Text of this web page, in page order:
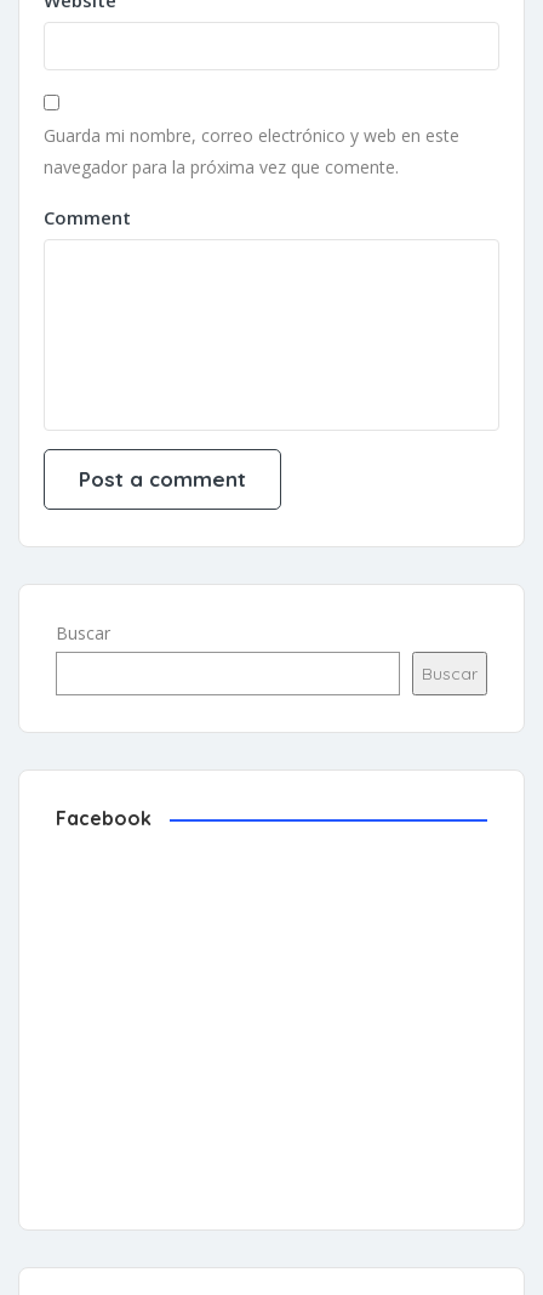
Guarda mi nombre, correo electrónico y web en este
navegador para la próxima vez que comente.
Comment
Buscar
Buscar
Facebook